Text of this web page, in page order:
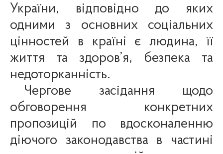
України, відповідно до яких
одними з основних соціальних
цінностей в країні є людина, її
життя та здоров’я, безпека та
недоторканність.
Чергове засідання щодо
обговорення конкретних
пропозицій по вдосконаленню
діючого законодавства в частині